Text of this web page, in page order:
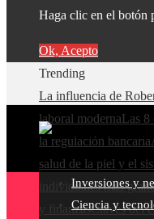
Haga clic en el botón
Ok, Acepto
Trending
La influencia de
laboral modernaLas 8
la regulación bancaria
salud de la piel y el
individuales más
y finanzasClaves del
Inversiones y
Ciencia y